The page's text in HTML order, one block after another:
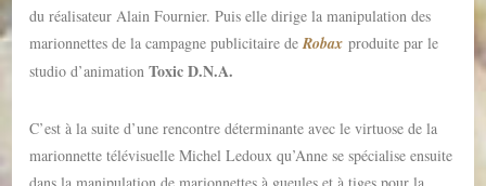
du réalisateur Alain Fournier. Puis elle dirige la manipulation des
marionnettes de la campagne publicitaire deRobax produite par le
studio d’animationToxic D.N.A.
C’est à la suite d’une rencontre déterminante avec le virtuose de la
marionnette télévisuelle Michel Ledoux qu’Anne se spécialise ensuite